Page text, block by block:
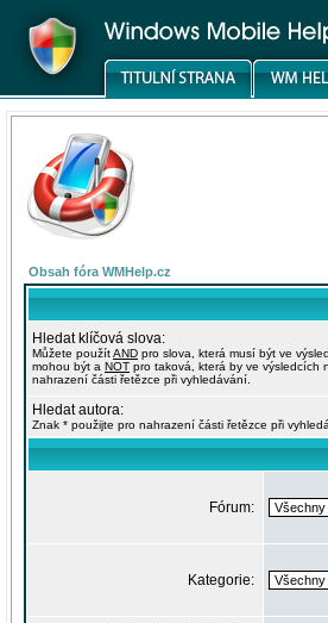
Obsah fóra WMHelp.cz
Hledat klíčová slova:
Můžete použítAND pro slova, která musí být ve
mohou být a NOT pro taková, která by ve výsledcích
nahrazení části řetězce při vyhledávání.
Hledat autora:
Znak * použijte pro nahrazení části řetězce při
Fórum:
Kategorie: